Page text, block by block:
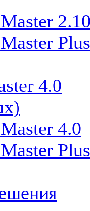
2.10
Plus
4.0
4.0
Plus